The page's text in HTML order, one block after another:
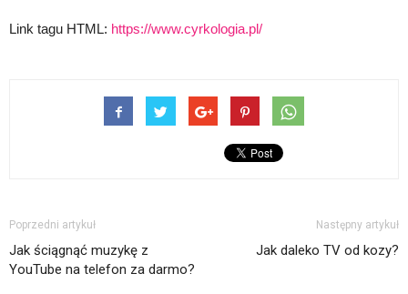
Link tagu HTML: https://www.cyrkologia.pl/
Poprzedni artykuł
Jak ściągnąć muzykę z
YouTube na telefon za darmo?
Następny artykuł
Jak daleko TV od kozy?